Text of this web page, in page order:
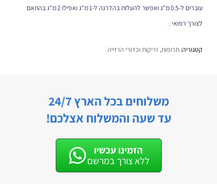
עוברים ל‑0.5 מ"ג ואפשר להעלות בהדרגה ל‑1 מ"ג ואפילו 2 מ"ג בהתאם
לצורך רפואי .
קטגוריה:תרופות, זריקות וכדורי הרזייה
משלוחים בכל הארץ 24/7
עד שעה והמשלוח אצלכם!
הזמינו עכשיו
ללא צורך במרשם